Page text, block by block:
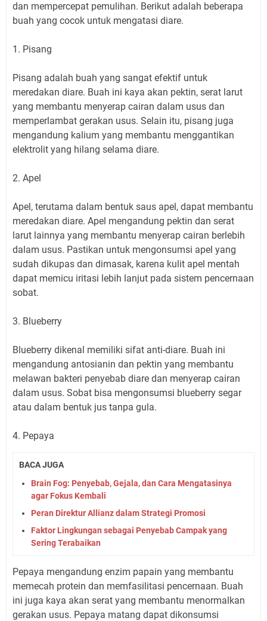
dan mempercepat pemulihan. Berikut adalah beberapa
buah yang cocok untuk mengatasi diare.
1. Pisang
Pisang adalah buah yang sangat efektif untuk
meredakan diare. Buah ini kaya akan pektin, serat larut
yang membantu menyerap cairan dalam usus dan
memperlambat gerakan usus. Selain itu, pisang juga
mengandung kalium yang membantu menggantikan
elektrolit yang hilang selama diare.
2. Apel
Apel, terutama dalam bentuk saus apel, dapat membantu
meredakan diare. Apel mengandung pektin dan serat
larut lainnya yang membantu menyerap cairan berlebih
dalam usus. Pastikan untuk mengonsumsi apel yang
sudah dikupas dan dimasak, karena kulit apel mentah
dapat memicu iritasi lebih lanjut pada sistem pencernaan
sobat.
3. Blueberry
Blueberry dikenal memiliki sifat anti-diare. Buah ini
mengandung antosianin dan pektin yang membantu
melawan bakteri penyebab diare dan menyerap cairan
dalam usus. Sobat bisa mengonsumsi blueberry segar
atau dalam bentuk jus tanpa gula.
4. Pepaya
BACA JUGA
Brain Fog: Penyebab, Gejala, dan Cara Mengatasinya
agar Fokus Kembali
Peran Direktur Allianz dalam Strategi Promosi
Faktor Lingkungan sebagai Penyebab Campak yang
Sering Terabaikan
Pepaya mengandung enzim papain yang membantu
memecah protein dan memfasilitasi pencernaan. Buah
ini juga kaya akan serat yang membantu menormalkan
gerakan usus. Pepaya matang dapat dikonsumsi